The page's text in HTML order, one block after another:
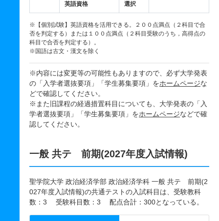
英語資格
選択
※【個別試験】英語資格を活用できる。２００点満点（２科目で合
否を判定する）または１００点満点（２科目受験のうち，高得点の
科目で合否を判定する）。
※国語は古文・漢文を除く
※内容には変更等の可能性もありますので、必ず大学発表
の「入学者選抜要項」「学生募集要項」をホームページな
どで確認してください。
※また旧課程の経過措置科目についても、大学発表の「入
学者選抜要項」「学生募集要項」をホームページなどで確
認してください。
一般 共テ 前期(2027年度入試情報)
聖学院大学 政治経済学部 政治経済学科 一般 共テ 前期(2
027年度入試情報)の共通テストの入試科目は、受験教科
数：3 受験科目数：3 配点合計：300となっている。